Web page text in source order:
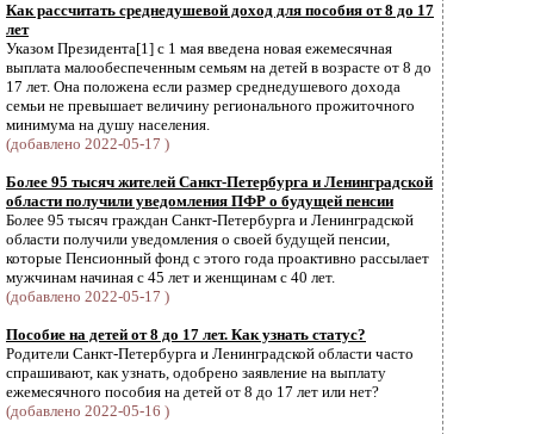
Как рассчитать среднедушевой доход для пособия от 8 до 17
лет
Указом Президента[1] с 1 мая введена новая ежемесячная
выплата малообеспеченным семьям на детей в возрасте от 8 до
17 лет. Она положена если размер среднедушевого дохода
семьи не превышает величину регионального прожиточного
минимума на душу населения.
(добавлено 2022-05-17 )
Более 95 тысяч жителей Санкт-Петербурга и Ленинградской
области получили уведомления ПФР о будущей пенсии
Более 95 тысяч граждан Санкт-Петербурга и Ленинградской
области получили уведомления о своей будущей пенсии,
которые Пенсионный фонд с этого года проактивно рассылает
мужчинам начиная с 45 лет и женщинам с 40 лет.
(добавлено 2022-05-17 )
Пособие на детей от 8 до 17 лет. Как узнать статус?
Родители Санкт-Петербурга и Ленинградской области часто
спрашивают, как узнать, одобрено заявление на выплату
ежемесячного пособия на детей от 8 до 17 лет или нет?
(добавлено 2022-05-16 )